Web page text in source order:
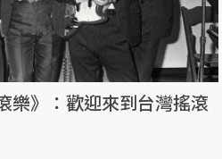
樂》：歡迎來到台灣搖滾